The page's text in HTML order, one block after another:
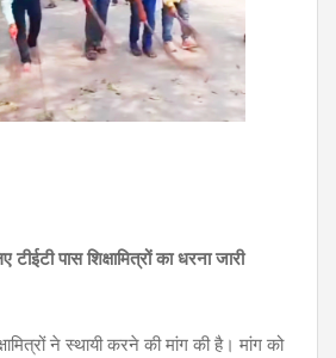
पास शिक्षामित्रों का धरना जारी
ने स्थायी करने की मांग की है। मांग को